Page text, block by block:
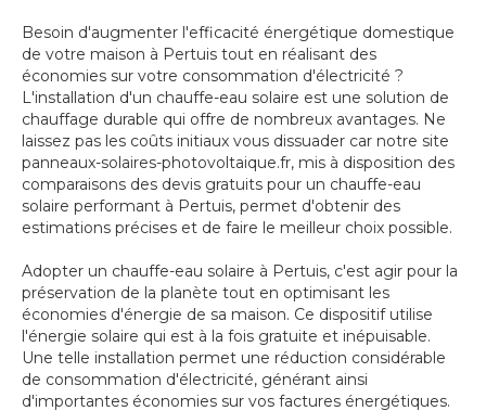
Besoin d'augmenter l'efficacité énergétique domestique
de votre maison à Pertuis tout en réalisant des
économies sur votre consommation d'électricité ?
L'installation d'un chauffe-eau solaire est une solution de
chauffage durable qui offre de nombreux avantages. Ne
laissez pas les coûts initiaux vous dissuader car notre site
panneaux-solaires-photovoltaique.fr, mis à disposition des
comparaisons des devis gratuits pour un chauffe-eau
solaire performant à Pertuis, permet d'obtenir des
estimations précises et de faire le meilleur choix possible.
Adopter un chauffe-eau solaire à Pertuis, c'est agir pour la
préservation de la planète tout en optimisant les
économies d'énergie de sa maison. Ce dispositif utilise
l'énergie solaire qui est à la fois gratuite et inépuisable.
Une telle installation permet une réduction considérable
de consommation d'électricité, générant ainsi
d'importantes économies sur vos factures énergétiques.